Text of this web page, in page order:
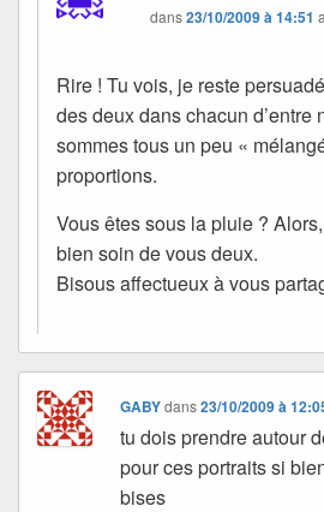
dans23/10/2009 à 14:51
Rire ! Tu vois, je reste
des deux dans chacun
sommes tous un peu «
proportions.
Vous êtes sous la pluie ?
bien soin de vous deux.
Bisous affectueux à vous
GABYdans23/10/2009 à
tu dois prendre autour
pour ces portraits si
bises